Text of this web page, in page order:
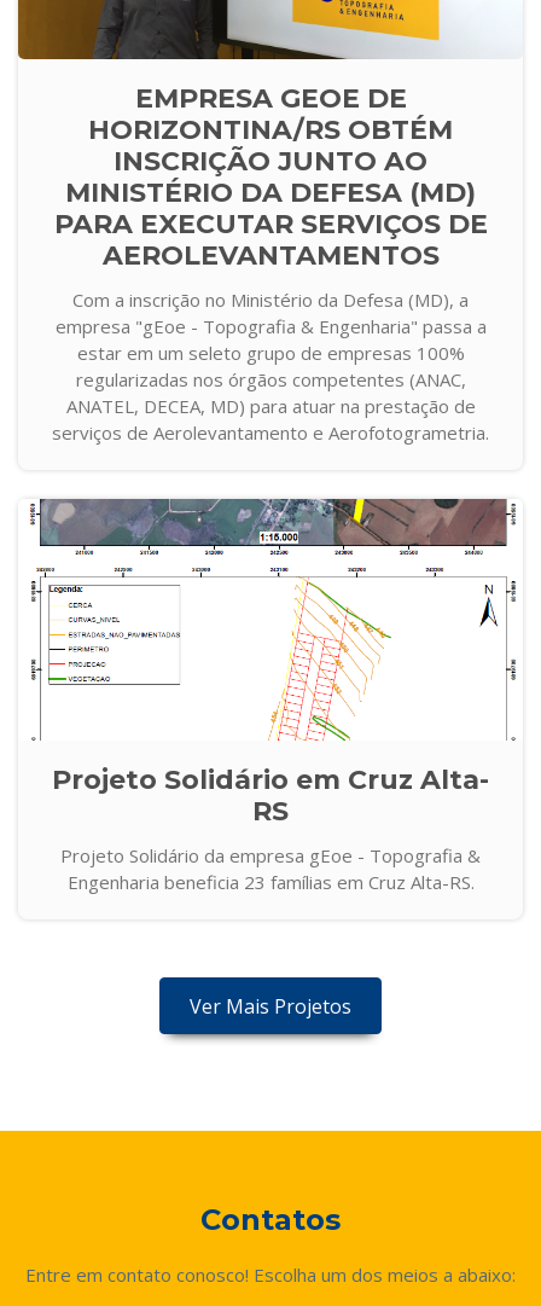
EMPRESA GEOE DE
HORIZONTINA/RS OBTÉM
INSCRIÇÃO JUNTO AO
MINISTÉRIO DA DEFESA (MD)
PARA EXECUTAR SERVIÇOS DE
AEROLEVANTAMENTOS
Com a inscrição no Ministério da Defesa (MD), a
empresa "gEoe - Topografia & Engenharia" passa a
estar em um seleto grupo de empresas 100%
regularizadas nos órgãos competentes (ANAC,
ANATEL, DECEA, MD) para atuar na prestação de
serviços de Aerolevantamento e Aerofotogrametria.
Projeto Solidário em Cruz Alta-
RS
Projeto Solidário da empresa gEoe - Topografia &
Engenharia beneficia 23 famílias em Cruz Alta-RS.
Ver Mais Projetos
Contatos
Entre em contato conosco! Escolha um dos meios a abaixo: